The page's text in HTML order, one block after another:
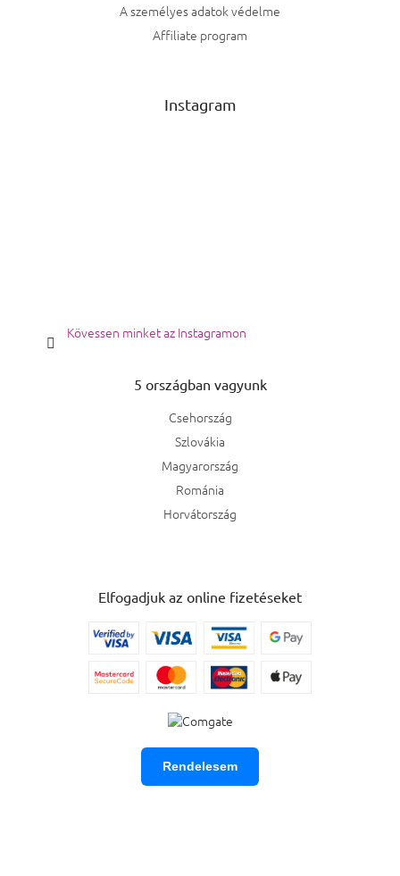
A személyes adatok védelme
Affiliate program
Instagram
Kövessen minket az Instagramon
5 országban vagyunk
Csehország
Szlovákia
Magyarország
Románia
Horvátország
Elfogadjuk az online fizetéseket
Rendelesem